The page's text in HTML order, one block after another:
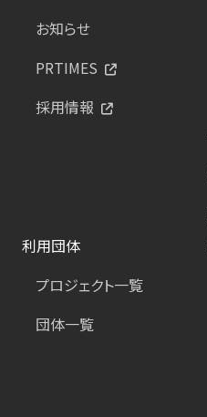
お知らせ
PRTIMES
採用情報
利用団体
プロジェクト一覧
団体一覧